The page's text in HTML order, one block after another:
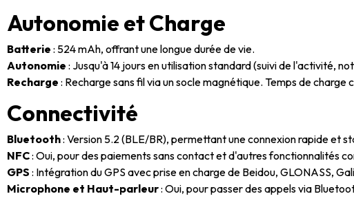
Autonomie et Charge
Batterie : 524 mAh, offrant une longue durée de vie.
Autonomie : Jusqu'à 14 jours en utilisation standard (suivi de l'activité,
Recharge : Recharge sans fil via un socle magnétique. Temps de charge
Connectivité
Bluetooth: Version 5.2 (BLE/BR), permettant une connexion rapide et
NFC: Oui, pour des paiements sans contact et d'autres fonctionnalités
GPS : Intégration du GPS avec prise en charge de Beidou, GLONASS,
Microphone et Haut-parleur: Oui, pour passer des appels via